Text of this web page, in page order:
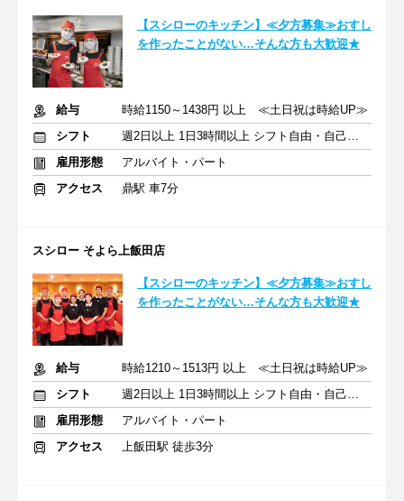
【スシローのキッチン】≪夕方募集≫おすし
を作ったことがない…そんな方も大歓迎★
給与
時給1150～1438円 以上 ≪土日祝は時給UP≫
シフト
週2日以上 1日3時間以上 シフト自由・自己申告
雇用形態
アルバイト・パート
アクセス
鼎駅 車7分
スシロー そよら上飯田店
【スシローのキッチン】≪夕方募集≫おすし
を作ったことがない…そんな方も大歓迎★
給与
時給1210～1513円 以上 ≪土日祝は時給UP≫
シフト
週2日以上 1日3時間以上 シフト自由・自己申告
雇用形態
アルバイト・パート
アクセス
上飯田駅 徒歩3分